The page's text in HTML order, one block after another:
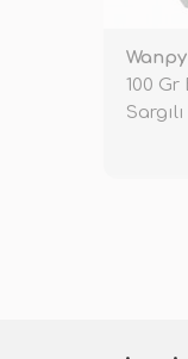
Wanpy
100 Gr
Sargılı